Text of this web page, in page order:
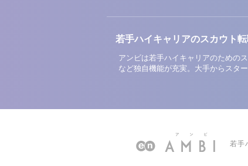
若手ハイキャリアのスカウト
アンビは若手ハイキャリアのための
など独自機能が充実。大手からスタ
若手